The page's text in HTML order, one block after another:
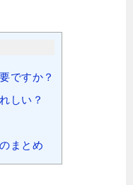
ですか？
しい？
まとめ